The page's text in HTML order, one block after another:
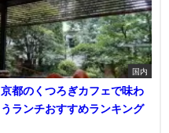
国内
京都のくつろぎカフェで味わ
うランチおすすめランキング